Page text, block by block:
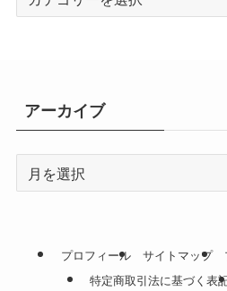
テ
アーカイブ
ー
プロフィール サイトマップ
特定商取引法に基づく表